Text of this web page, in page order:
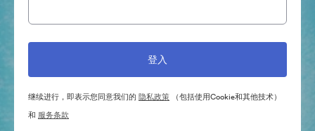
继续进行，即表示您同意我们的 隐私政策 （包括使用Cookie和其他技术）
和 服务条款